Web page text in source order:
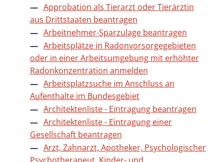
Approbation als Tierarzt oder Tierärztin
aus Drittstaaten beantragen
Arbeitnehmer-Sparzulage beantragen
Arbeitsplätze in Radonvorsorgegebieten
oder in einer Arbeitsumgebung mit erhöhter
Radonkonzentration anmelden
Arbeitsplatzsuche im Anschluss an
Aufenthalte im Bundesgebiet
Architektenliste - Eintragung beantragen
Architektenliste - Eintragung einer
Gesellschaft beantragen
Arzt, Zahnarzt, Apotheker, Psychologischer